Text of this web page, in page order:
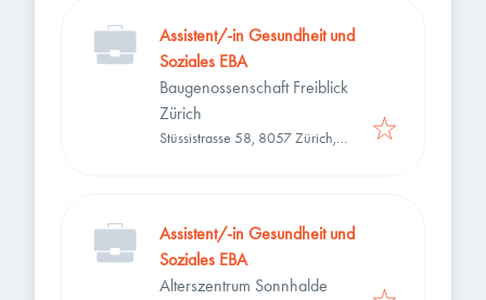
Assistent/-in Gesundheit und
Soziales EBA
Baugenossenschaft Freiblick
Zürich
Stüssistrasse 58, 8057 Zürich,
Assistent/-in Gesundheit und
Soziales EBA
Alterszentrum Sonnhalde